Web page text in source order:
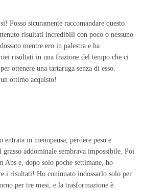
Posso sicuramente raccomandare questo
risultati incredibili con poco o nessuno
mentre ero in palestra e ha
risultati in una frazione del tempo che ci
ottenere una tartaruga senza di esso.
ottimo acquisto!
entrata in menopausa, perdere peso e
grasso addominale sembrava impossibile. Poi
Abs e, dopo solo poche settimane, ho
i risultati! Ho coninuato indossarlo solo per
per tre mesi, e la trasformazione è